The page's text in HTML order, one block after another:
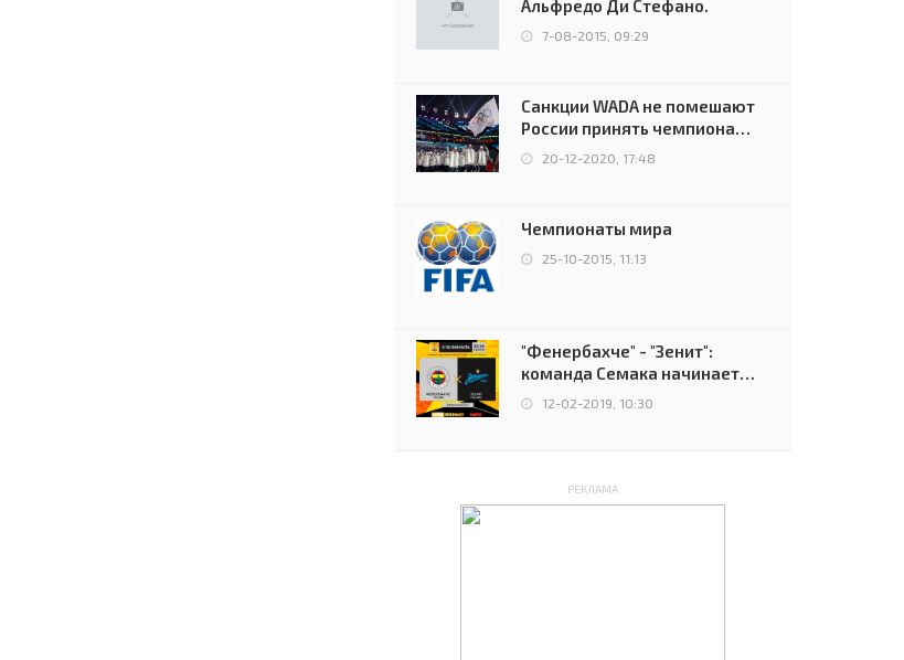
Альфредо Ди Стефано.
7-08-2015, 09:29
Санкции WADA не помешают
России принять чемпионат
Европы и финал Лиги
чемпионов.
20-12-2020, 17:48
Чемпионаты мира
25-10-2015, 11:13
"Фенербахче" - "Зенит":
команда Семака начинает
путь в плей-офф Лиги
12-02-2019, 10:30
РЕКЛАМА